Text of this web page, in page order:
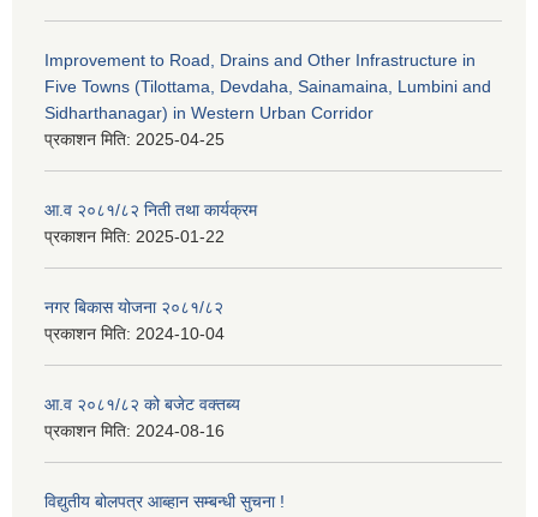
Improvement to Road, Drains and Other Infrastructure in
Five Towns (Tilottama, Devdaha, Sainamaina, Lumbini and
Sidharthanagar) in Western Urban Corridor
प्रकाशन मिति: 2025-04-25
आ.व २०८१/८२ निती तथा कार्यक्रम
प्रकाशन मिति: 2025-01-22
नगर बिकास योजना २०८१/८२
प्रकाशन मिति: 2024-10-04
आ.व २०८१/८२ को बजेट वक्तब्य
प्रकाशन मिति: 2024-08-16
विद्युतीय बोलपत्र आब्हान सम्बन्धी सुचना !